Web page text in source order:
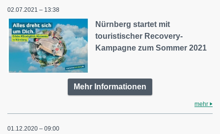
02.07.2021 – 13:38
Nürnberg startet mit
touristischer Recovery-
Kampagne zum Sommer 2021
Mehr Informationen
mehr
01.12.2020 – 09:00